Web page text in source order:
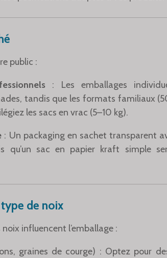
public :
: Les emballages
tandis que les formats familiaux
les sacs en vrac (5–10 kg).
: Un packaging en sachet transparent
qu’un sac en papier kraft simple
de noix
influencent l’emballage :
graines de courge) : Optez pour